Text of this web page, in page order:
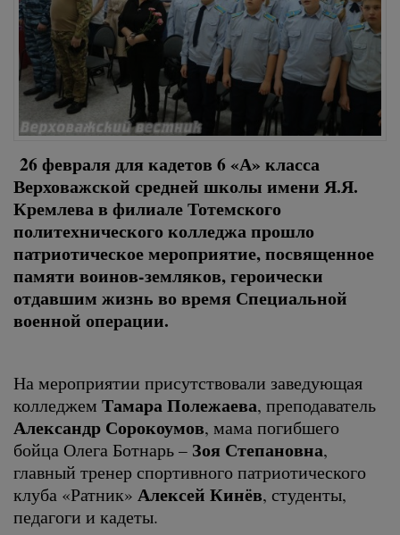
26 февраля для кадетов 6 «А» класса
Верховажской средней школы имени Я.Я.
Кремлева в филиале Тотемского
политехнического колледжа прошло
патриотическое мероприятие, посвященное
памяти воинов-земляков, героически
отдавшим жизнь во время Специальной
военной операции.
На мероприятии присутствовали заведующая
колледжем Тамара Полежаева, преподаватель
Александр Сорокоумов, мама погибшего
бойца Олега Ботнарь – Зоя Степановна,
главный тренер спортивного патриотического
клуба «Ратник» Алексей Кинёв, студенты,
педагоги и кадеты.